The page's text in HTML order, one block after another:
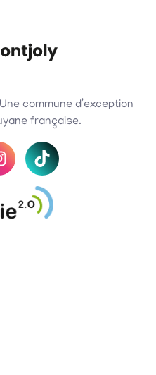
commune d’exception
française.